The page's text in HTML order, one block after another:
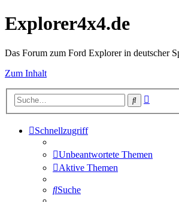
Explorer4x4.de
Das Forum zum Ford Explorer in deutscher
Zum Inhalt
Suche
Schnellzugriff
Unbeantwortete Themen
Aktive Themen
Suche